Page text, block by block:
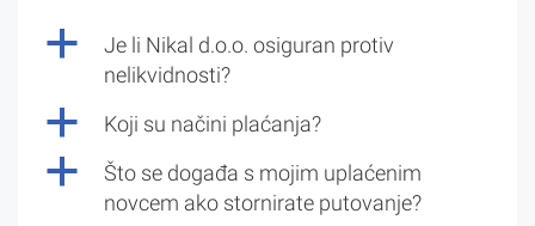
a
Je li Nikal d.o.o. osiguran protiv
nelikvidnosti?
a Koji su načini plaćanja?
a
Što se događa s mojim uplaćenim
novcem ako stornirate putovanje?